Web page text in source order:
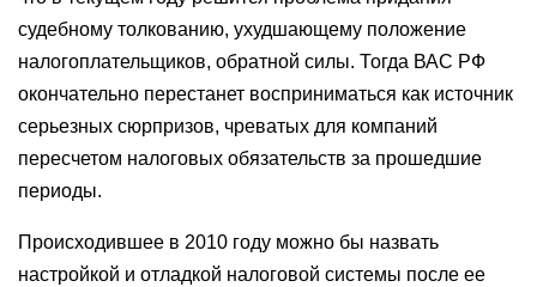
судебному толкованию, ухудшающему положение
налогоплательщиков, обратной силы. Тогда ВАС РФ
окончательно перестанет восприниматься как источник
серьезных сюрпризов, чреватых для компаний
пересчетом налоговых обязательств за прошедшие
периоды.
Происходившее в 2010 году можно бы назвать
настройкой и отладкой налоговой системы после ее